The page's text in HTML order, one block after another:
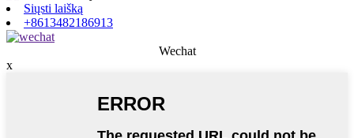
Siųsti laišką
+8613482186913
Wechat
x